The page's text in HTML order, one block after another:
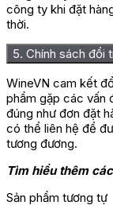
công ty khi đặt
thời.
5. Chính sách đổi
WineVN cam kết
phẩm gặp các vấn
đúng như đơn đặt
có thể liên hệ để
tương đương.
Tìm hiểu thêm các
Sản phẩm tương tự